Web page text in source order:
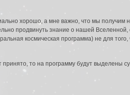
хорошо, а мне важно, что мы получим
продвинуть знание о нашей
космическая программа) не для
то на программу будут выделены